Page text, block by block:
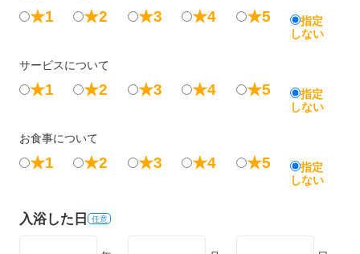
★1 ★2 ★3 ★4 ★5
指定
しない
サービスについて
★1 ★2 ★3 ★4 ★5
指定
しない
お食事について
★1 ★2 ★3 ★4 ★5
指定
しない
入浴した日 任意